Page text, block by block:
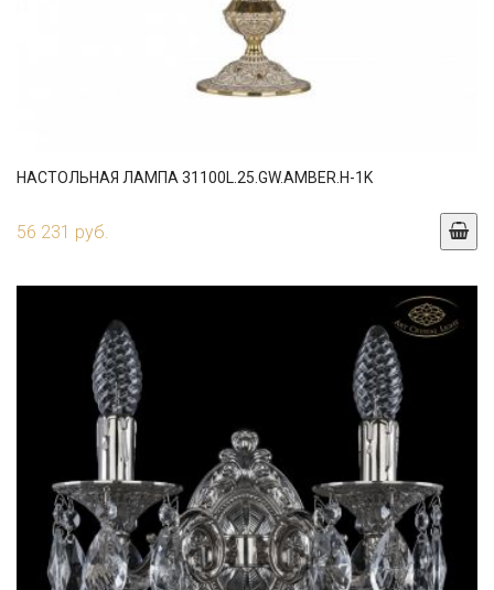
НАСТОЛЬНАЯ ЛАМПА 31100L.25.GW.AMBER.H-1K
56 231 руб.